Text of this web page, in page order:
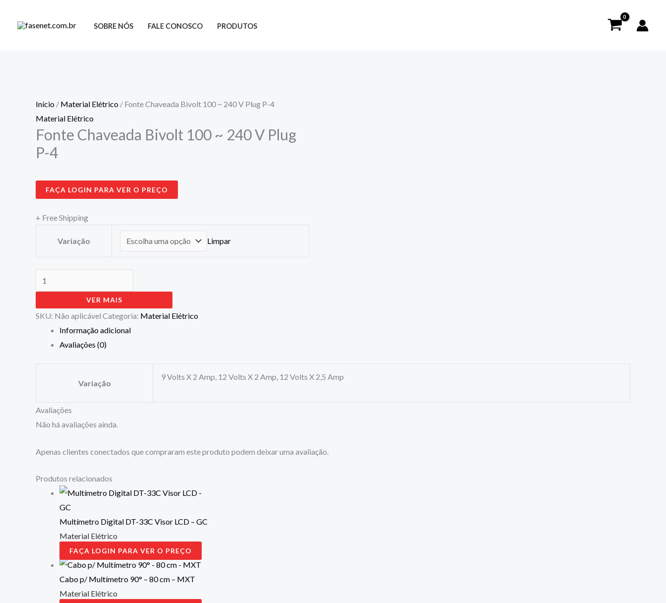
SOBRE NÓS FALE CONOSCO PRODUTOS
Início / Material Elétrico / Fonte Chaveada Bivolt 100 ~ 240 V Plug P-4
Material Elétrico
Fonte Chaveada Bivolt 100 ~ 240 V Plug
P-4
FAÇA LOGIN PARA VER O PREÇO
+ Free Shipping
Variação Limpar
Chaveada
Plug
P-
4
quantidade
VER MAIS
SKU: Não aplicável Categoria: Material Elétrico
Informação adicional
Avaliações (0)
Variação
9 Volts X 2 Amp, 12 Volts X 2 Amp, 12 Volts X 2,5 Amp
Avaliações
Não há avaliações ainda.
Apenas clientes conectados que compraram este produto podem deixar uma avaliação.
Produtos relacionados
Multímetro Digital DT-33C Visor LCD – GC
Material Elétrico
FAÇA LOGIN PARA VER O PREÇO
Cabo p/ Multímetro 90° – 80 cm – MXT
Material Elétrico